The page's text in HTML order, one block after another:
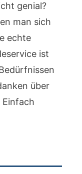
genial?
man sich
echte
ist
über
Einfach